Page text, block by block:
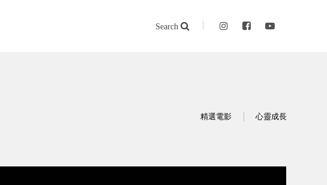
Search
精選電影 心靈成長